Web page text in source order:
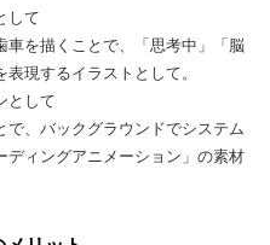
して
車を描くことで、「思考中」「脳
現するイラストとして。
として
、バックグラウンドでシステム
ディングアニメーション」の素材